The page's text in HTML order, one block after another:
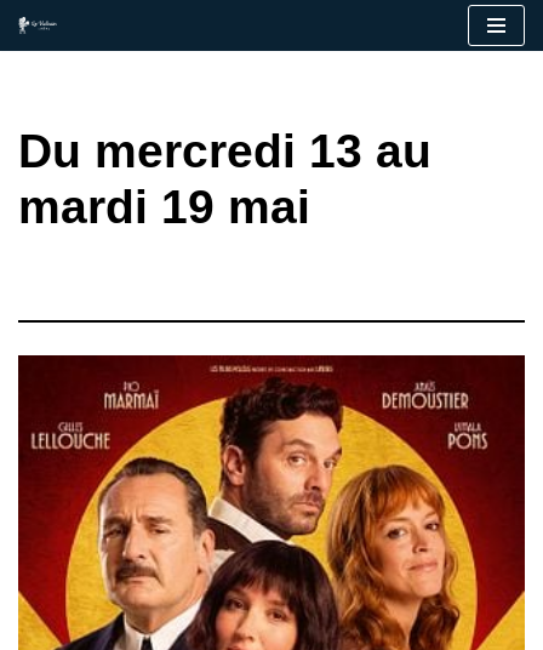
Du mercredi 13 au
mardi 19 mai